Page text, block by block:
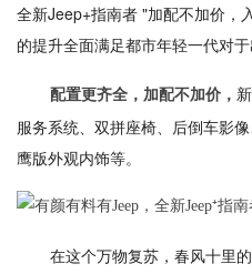
全新Jeep+指南者 "加配不加价，
的提升全面满足都市年轻一代对于
配置更齐全，加配不加价，
服务系统、双拼座椅、后倒车影
鹰版外观内饰等。
在这个万物复苏，春风十里